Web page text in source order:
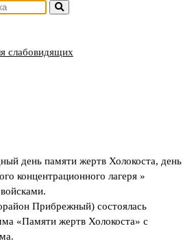
слабовидящих
день памяти жертв Холокоста, день
концентрационного лагеря »
Прибрежный) состоялась
«Памяти жертв Холокоста» с